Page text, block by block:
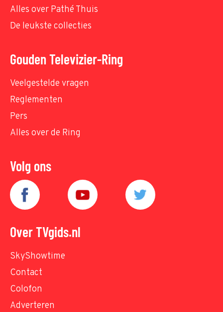
Alles over Pathé Thuis
De leukste collecties
Gouden Televizier-Ring
Veelgestelde vragen
Reglementen
Pers
Alles over de Ring
Volg ons
Over TVgids.nl
SkyShowtime
Contact
Colofon
Adverteren